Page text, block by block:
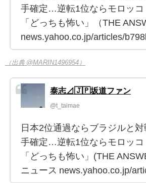
手確定…逆転1位ならモロッ
「どっちも怖い」（THE
news.yahoo.co.jp/articles/
（出典 @MARIN1496954）
泰志⊿🇯🇵坂道ファン
@t_taimae
日本2位通過ならブラジルと
手確定…逆転1位ならモロッ
「どっちも怖い」(THE
ニュース news.yahoo.co.jp/